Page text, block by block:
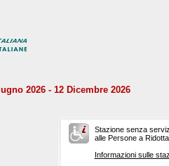
2026 - 12 Dicembre 2026
Stazione senza
alle Persone a
Informazioni sulle